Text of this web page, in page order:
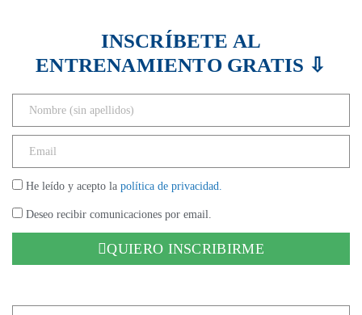
INSCRÍBETE AL
ENTRENAMIENTO GRATIS ⇩
He leído y acepto la política de privacidad.
Deseo recibir comunicaciones por email.
QUIERO INSCRIBIRME